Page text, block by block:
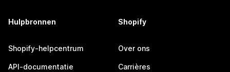
Hulpbronnen
Shopify-helpcentrum
API-documentatie
Shopify
Over ons
Carrières